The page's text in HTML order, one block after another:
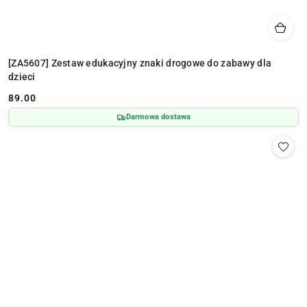
[ZA5607] Zestaw edukacyjny znaki drogowe do zabawy dla
dzieci
Cena:
89.00
Darmowa dostawa